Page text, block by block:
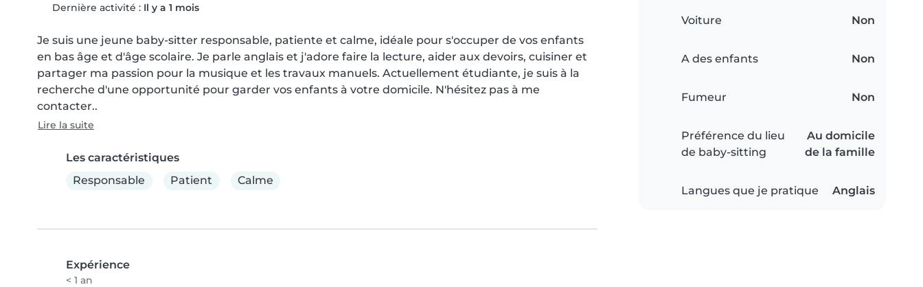
Dernière activité : Il y a 1 mois
Je suis une jeune baby-sitter responsable, patiente et calme, idéale pour s'occuper de vos enfants
en bas âge et d'âge scolaire. Je parle anglais et j'adore faire la lecture, aider aux devoirs, cuisiner et
partager ma passion pour la musique et les travaux manuels. Actuellement étudiante, je suis à la
recherche d'une opportunité pour garder vos enfants à votre domicile. N'hésitez pas à me
contacter..
Lire la suite
Les caractéristiques
Responsable
Patient Calme
Expérience
< 1 an
Voiture Non
A des enfants Non
Fumeur Non
Préférence du lieu
de baby-sitting
Au domicile
de la famille
Langues que je pratique Anglais